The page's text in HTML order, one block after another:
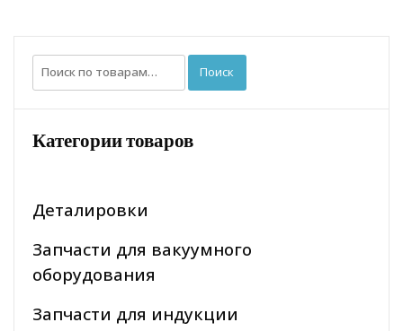
Искать: Поиск
Категории товаров
Деталировки
Запчасти для вакуумного
оборудования
Запчасти для индукции